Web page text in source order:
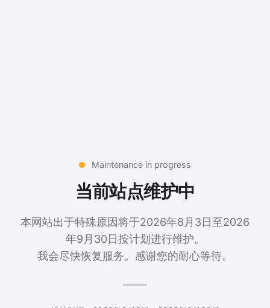
Maintenance in progress
当前站点维护中
本网站出于特殊原因将于2026年8月3日至2026
年9月30日按计划进行维护。
我会尽快恢复服务。感谢您的耐心等待。
5,533 Total Pageviews